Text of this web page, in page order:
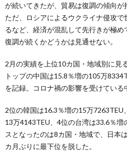
が続いてきたが、貿易は復調の傾向が
ただ、ロシアによるウクライナ侵攻で
るなど、経済が混乱して先行きが極
復調が続くかどうかは見通せない。
2月の実績を上位10カ国・地域別に見
トップの中国は15.8％増の105万
を記録。コロナ禍の影響を受けている
2位の韓国は16.3％増の15万7263TEU
13万4143TEU、4位の台湾は33.6％増
スとなったのは8カ国・地域で、日本
カ月ぶりに最下位を脱した。